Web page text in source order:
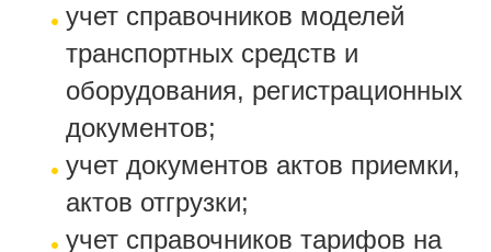
учет справочников моделей
транспортных средств и
оборудования, регистрационных
документов;
учет документов актов приемки,
актов отгрузки;
учет справочников тарифов на